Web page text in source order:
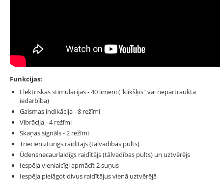
Funkcijas:
Elektriskās stimulācijas - 40 līmeņi ("klikšķis" vai nepārtraukta
iedarbība)
Gaismas indikācija - 8 režīmi
Vibrācija - 4 režīmi
Skaņas signāls - 2 režīmi
Triecienizturīgs raidītājs (tālvadības pults)
Ūdensnecaurlaidīgs raidītājs (tālvadības pults) un uztvērējs
Iespēja vienlaicīgi apmācīt 2 suņus
Iespēja pielāgot divus raidītājus vienā uztvērējā